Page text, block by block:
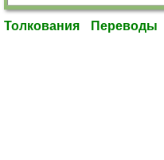
Толкования Переводы